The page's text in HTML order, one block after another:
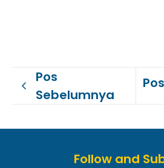
Pos
Sebelumnya
Follow and